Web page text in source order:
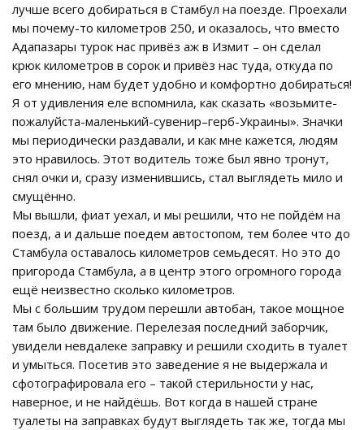
лучше всего добираться в Стамбул на поезде. Проехали
мы почему-то километров 250, и оказалось, что вместо
Адапазары турок нас привёз аж в Измит – он сделал
крюк километров в сорок и привёз нас туда, откуда по
его мнению, нам будет удобно и комфортно добираться!
Я от удивления еле вспомнила, как сказать «возьмите-
пожалуйста-маленький-сувенир–герб-Украины». Значки
мы периодически раздавали, и как мне кажется, людям
это нравилось. Этот водитель тоже был явно тронут,
снял очки и, сразу изменившись, стал выглядеть мило и
смущённо.
Мы вышли, фиат уехал, и мы решили, что не пойдём на
поезд, а и дальше поедем автостопом, тем более что до
Стамбула оставалось километров семьдесят. Но это до
пригорода Стамбула, а в центр этого огромного города
ещё неизвестно сколько километров.
Мы с большим трудом перешли автобан, такое мощное
там было движение. Перелезая последний заборчик,
увидели невдалеке заправку и решили сходить в туалет
и умыться. Посетив это заведение я не выдержала и
сфотографировала его – такой стерильности у нас,
наверное, и не найдёшь. Вот когда в нашей стране
туалеты на заправках будут выглядеть так же, тогда мы